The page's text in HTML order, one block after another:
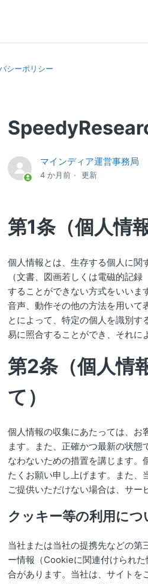
シーポリシー
マインディア運営事務局
4 か月前 更新
第1条（個人情
個人情報とは、生存する個人に関
（文書、図画若しくは電磁的記
することができない方式をいいま
音声、動作その他の方法を用いて
とによって、特定の個人を識別
易に照合することができ、それに
第2条（個人情
て）
個人情報の収集にあたっては、お
ます。また、正確かつ最新の状
なわないための措置を講じます。
たくお願い申し上げます。また、
ご提供いただけない場合は、サー
クッキー等の利用につ
当社または当社の提携先などの第
ー情報（Cookieに関連付けられ
合があります。当社は、サイト